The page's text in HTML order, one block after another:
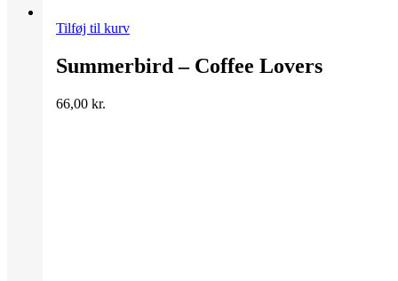
Tilføj til kurv
Summerbird – Coffee Lovers
66,00 kr.